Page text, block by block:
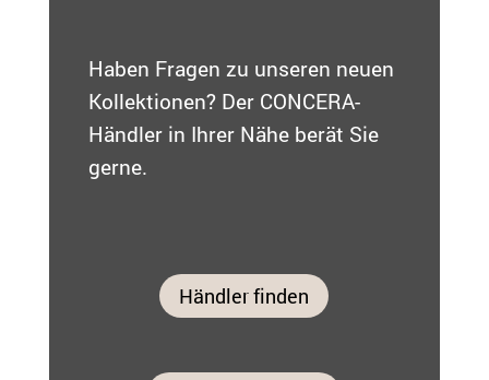
Haben Fragen zu unseren neuen
Kollektionen? Der CONCERA-
Händler in Ihrer Nähe berät Sie
gerne.
Händler finden